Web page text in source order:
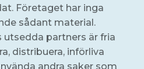
Företaget har inga
sådant material.
utsedda partners är fria
distribuera, införliva
andra saker som